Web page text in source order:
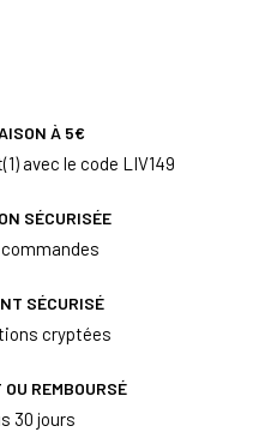
À 5€
avec le code LIV149
SÉCURISÉE
SÉCURISÉ
cryptées
REMBOURSÉ
30 jours